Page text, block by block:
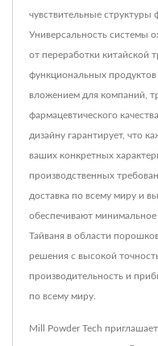
чувствительные структуры
Универсальность системы
от переработки китайской
функциональных
вложением для компаний,
фармацевтического
дизайну гарантирует, что
ваших конкретных
производственных
доставка по всему миру и
обеспечивают
Тайваня в области
решения с высокой
производительность и
по всему миру.
Mill Powder Tech